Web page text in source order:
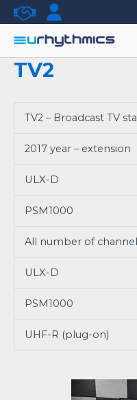
Skip
to
content
TV2
TV2 – Broadcast TV
2017 year – extension
ULX-D
PSM1000
All number of
ULX-D
PSM1000
UHF-R (plug-on)